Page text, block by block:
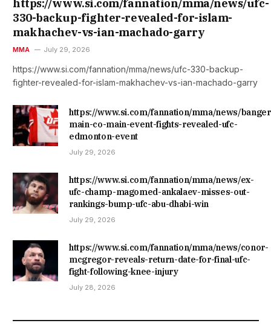
https://www.si.com/fannation/mma/news/ufc-
330-backup-fighter-revealed-for-islam-
makhachev-vs-ian-machado-garry
MMA July 29, 2026
https://www.si.com/fannation/mma/news/ufc-330-backup-
fighter-revealed-for-islam-makhachev-vs-ian-machado-garry
https://www.si.com/fannation/mma/news/
main-co-main-event-fights-revealed-ufc-
edmonton-event
July 29, 2026
https://www.si.com/fannation/mma/news/ex-
ufc-champ-magomed-ankalaev-misses-out-
rankings-bump-ufc-abu-dhabi-win
July 29, 2026
https://www.si.com/fannation/mma/news/conor-
mcgregor-reveals-return-date-for-final-ufc-
fight-following-knee-injury
July 28, 2026